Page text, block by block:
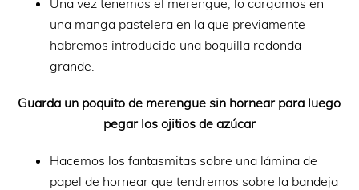
una manga pastelera en la que previamente
habremos introducido una boquilla redonda
grande.
Guarda un poquito de merengue sin hornear para luego
pegar los ojitios de azúcar
Hacemos los fantasmitas sobre una lámina de
papel de hornear que tendremos sobre la bandeja